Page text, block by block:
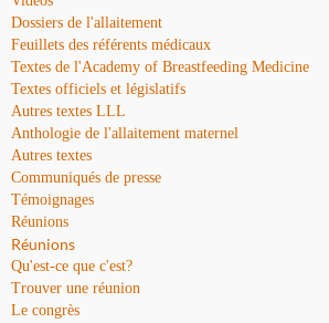
Dossiers de l'allaitement
Feuillets des référents médicaux
Textes de l'Academy of Breastfeeding Medicine
Textes officiels et législatifs
Autres textes LLL
Anthologie de l'allaitement maternel
Autres textes
Communiqués de presse
Témoignages
Réunions
Réunions
Qu'est-ce que c'est?
Trouver une réunion
Le congrès